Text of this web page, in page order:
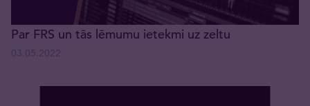
Par FRS un tās lēmumu ietekmi uz zeltu